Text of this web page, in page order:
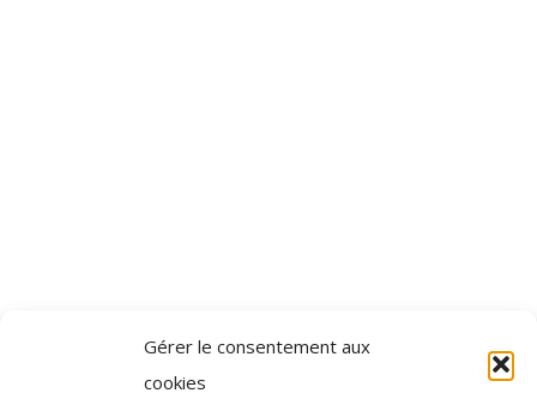
Gérer le consentement aux
cookies